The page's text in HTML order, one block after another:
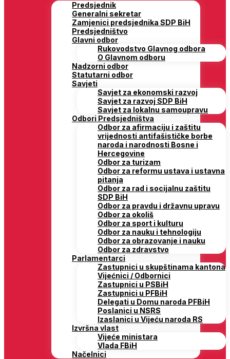
Predsjednik
Generalni sekretar
Zamjenici predsjednika SDP BiH
Predsjedništvo
Glavni odbor
Rukovodstvo Glavnog odbora
O Glavnom odboru
Nadzorni odbor
Statutarni odbor
Savjeti
Savjet za ekonomski razvoj
Savjet za razvoj SDP BiH
Savjet za lokalnu samoupravu
Odbori Predsjedništva
Odbor za afirmaciju i zaštitu
vrijednosti antifašističke borbe
naroda i narodnosti Bosne i
Hercegovine
Odbor za turizam
Odbor za reformu ustava i ustavna
pitanja
Odbor za rad i socijalnu zaštitu
SDP BiH
Odbor za pravdu i državnu upravu
Odbor za okoliš
Odbor za sport i kulturu
Odbor za nauku i tehnologiju
Odbor za obrazovanje i nauku
Odbor za zdravstvo
Parlamentarci
Zastupnici u skupštinama kantona
Vijećnici / Odbornici
Zastupnici u PSBiH
Zastupnici u PFBiH
Delegati u Domu naroda PFBiH
Poslanici u NSRS
Izaslanici u Vijeću naroda RS
Izvršna vlast
Vijeće ministara
Vlada FBiH
Načelnici